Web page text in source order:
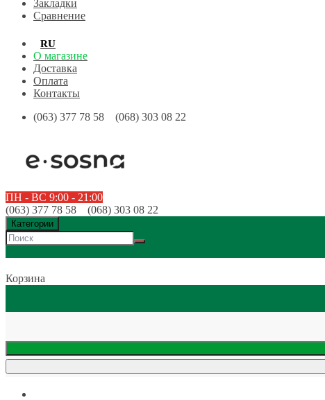
Закладки
Сравнение
RU
О магазине
Доставка
Оплата
Контакты
(063) 377 78 58 (068) 303 08 22
ПН - ВС 9:00 - 21:00
(063) 377 78 58 (068) 303 08 22
Категории
Корзина